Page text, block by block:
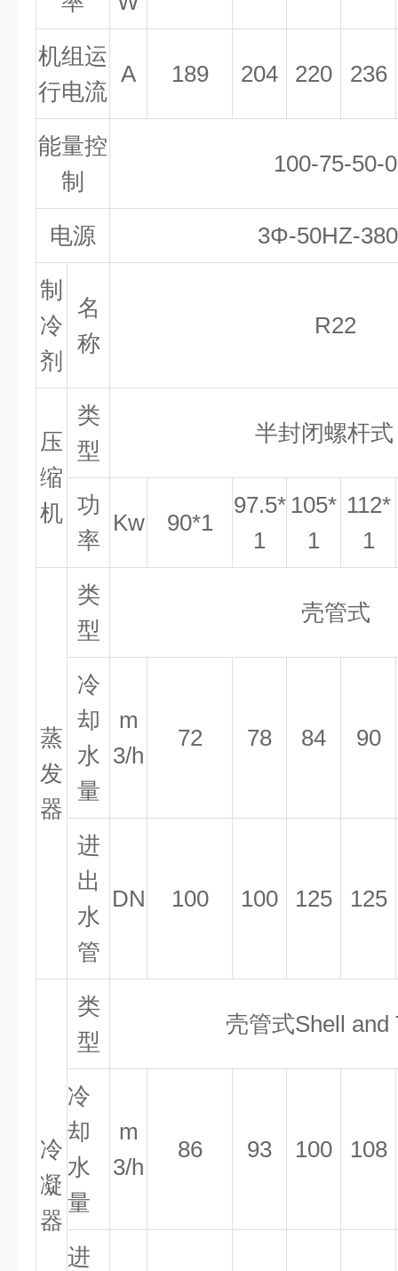
机组运
行电流
A 189 204 220 236
能量控
制
100-75-50-0
电源 3Φ-50HZ-
制
冷
剂
名
称
R22
压
缩
机
类
型
半封闭螺杆
功
率
Kw 90*1
97.5*
1
105*
1
112*
1
蒸
发
器
类
型
壳管式
冷
却
水
量
m
3/h
72 78 84 90
进
出
水
管
DN 100 100 125 125
冷
凝
器
类
型
壳管式Shell and
冷
却
水
量
m
3/h
86 93 100 108
进